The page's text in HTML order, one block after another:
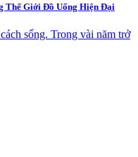
Thế Giới Đồ Uống Hiện Đại
sống. Trong vài năm trở